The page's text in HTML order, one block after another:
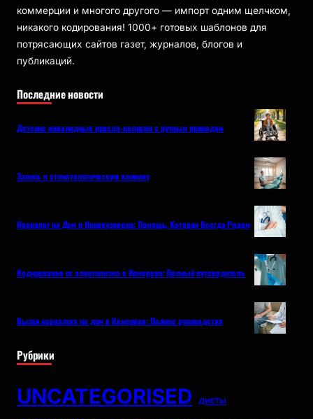
коммерции и многого другого — импорт одним щелчком,
никакого кодирования! 1000+ готовых шаблонов для
потрясающих сайтов газет, журналов, блогов и
публикаций.
Последние новости
Детские инвалидные кресла-коляски с ручным приводом
Запись в стоматологическую клинику
Нарколог на Дом в Новокузнецке: Помощь, Которая Всегда Рядом
Кодирование от алкоголизма в Кемерово: Полный путеводитель
Вызов нарколога на дом в Кемерово: Полное руководство
Рубрики
UNCATEGORISED ДИЕТЫ